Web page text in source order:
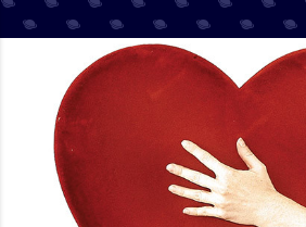
2 PERSONE
ISCRIVITI